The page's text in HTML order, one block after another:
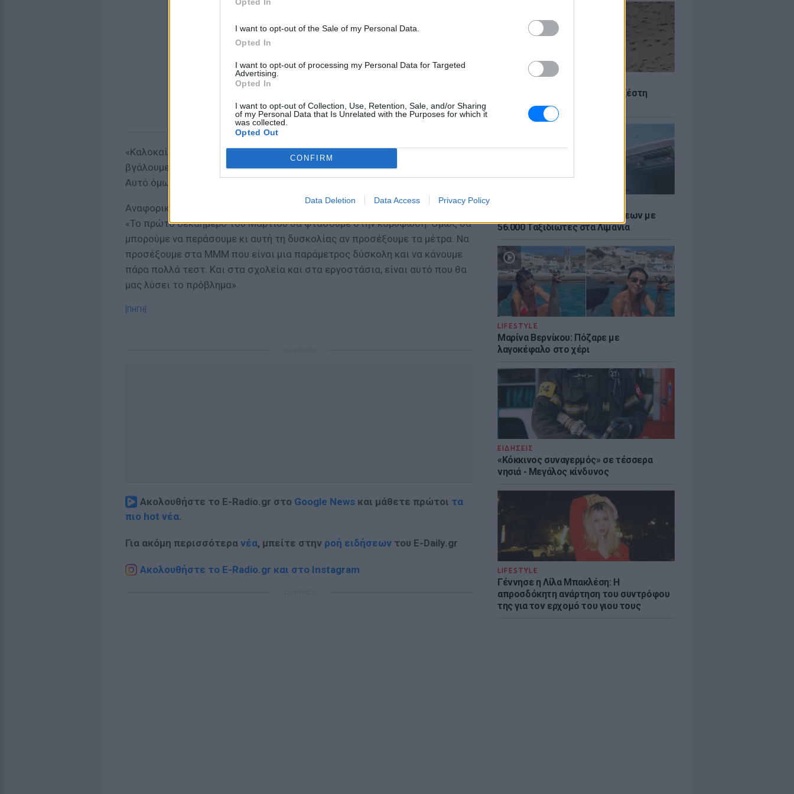
I want to opt-out of the Sale of my Personal Data.
Opted In
I want to opt-out of processing my Personal Data for Targeted
Advertising.
Opted In
I want to opt-out of Collection, Use, Retention, Sale, and/or Sharing
of my Personal Data that Is Unrelated with the Purposes for which it
was collected.
Opted Out
CONFIRM
Data Deletion Data Access Privacy Policy
Καιρός: Πού θα «χτυπήσει» η ζέστη
Αύγουστος: Ρεκόρ Αναχωρήσεων με
56.000 Ταξιδιώτες στα Λιμάνια
LIFESTYLE
Μαρίνα Βερνίκου: Πόζαρε με
λαγοκέφαλο στο χέρι
ΕΙΔΗΣΕΙΣ
«Κόκκινος συναγερμός» σε τέσσερα
νησιά - Μεγάλος κίνδυνος
LIFESTYLE
Γέννησε η Λίλα Μπακλέση: Η
απροσδόκητη ανάρτηση του συντρόφου
της για τον ερχομό του γιου τους
«Καλοκαίρι θα κάνουμε λίγο καλύτερα από πέρυσι. Και τον Σεπτέμβρη θα
βγάλουμε τις μάσκες αν όλα πάνε καλά και να είμαστε πολύ πιο ελεύθεροι.
Αυτό όμως, αν προχωρήσουν οι εμβολιασμοί».
Αναφορικά στην κορύφωση του τρίτου κύματος η κυρία Παγώνη ανέφερε:
«Το πρώτο δεκαήμερο του Μαρτίου θα φτάσουμε στην κορύφωση. Όμως θα
μπορούμε να περάσουμε κι αυτή τη δυσκολίας αν προσέξουμε τα μέτρα. Να
προσέξουμε στα ΜΜΜ που είναι μια παράμετρος δύσκολη και να κάνουμε
πάρα πολλά τεστ. Και στα σχολεία και στα εργοστάσια, είναι αυτό που θα
μας λύσει το πρόβλημα».
[ΠΗΓΗ]
Ακολουθήστε το E-Radio.gr στο Google News και μάθετε πρώτοι τα
πιο hot νέα.
Για ακόμη περισσότερα νέα, μπείτε στην ροή ειδήσεων του E-Daily.gr
Ακολουθήστε το E-Radio.gr και στο Instagram